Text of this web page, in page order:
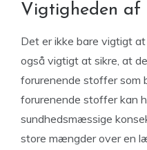
Vigtigheden af
Det er ikke bare vigtigt
også vigtigt at sikre, at
forurenende stoffer som
forurenende stoffer kan
sundhedsmæssige
store mængder over en